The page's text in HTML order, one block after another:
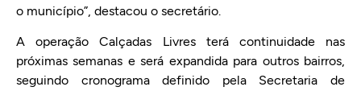
o município”, destacou o secretário.
A operação Calçadas Livres terá continuidade nas
próximas semanas e será expandida para outros bairros,
seguindo cronograma definido pela Secretaria de